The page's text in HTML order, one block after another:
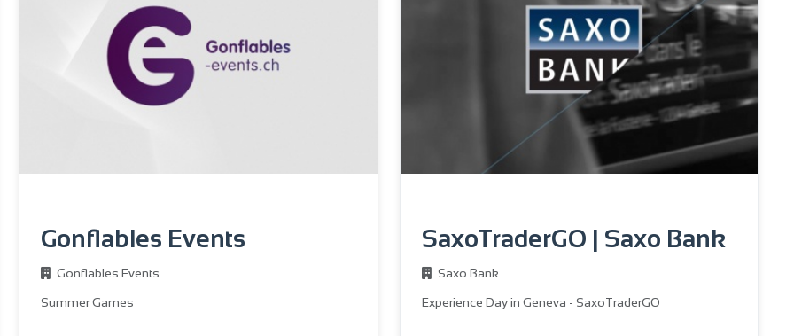
Gonflables Events
Gonflables Events
Summer Games
SaxoTraderGO | Saxo Bank
Saxo Bank
Experience Day in Geneva - SaxoTraderGO